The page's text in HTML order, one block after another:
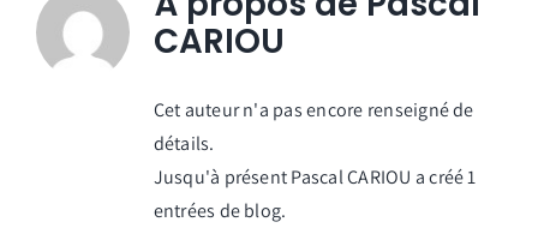
CARIOU
Cet auteur n'a pas encore renseigné de
détails.
Jusqu'à présent Pascal CARIOU a créé 1
entrées de blog.